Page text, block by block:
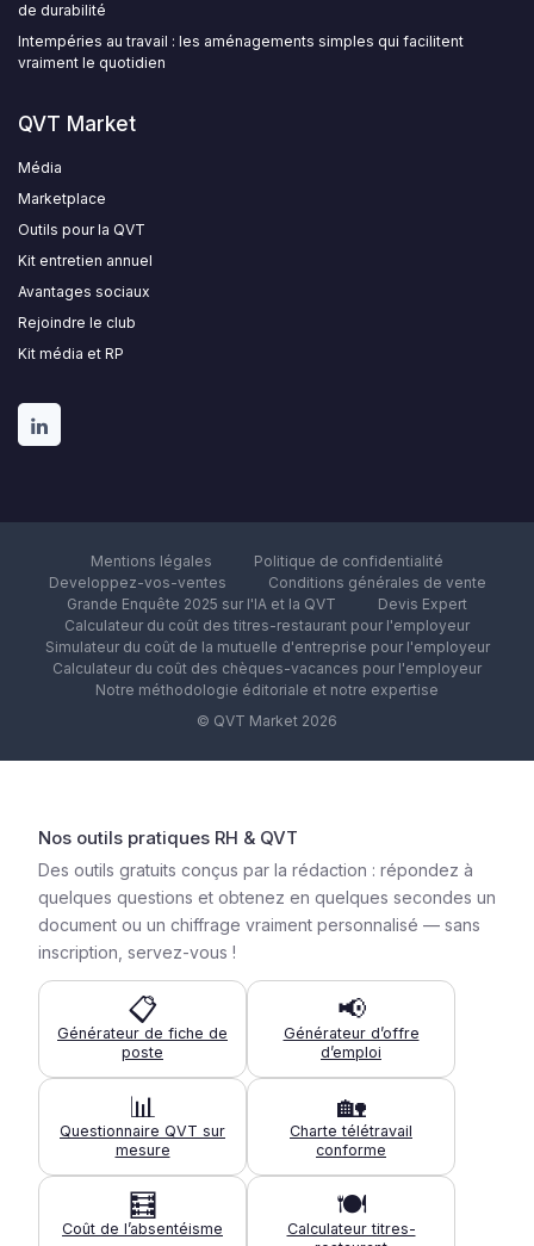
de durabilité
Intempéries au travail : les aménagements simples qui facilitent
vraiment le quotidien
QVT Market
Média
Marketplace
Outils pour la QVT
Kit entretien annuel
Avantages sociaux
Rejoindre le club
Kit média et RP
Mentions légales
Politique de confidentialité
Developpez-vos-ventes
Conditions générales de vente
Grande Enquête 2025 sur l'IA et la QVT
Devis Expert
Calculateur du coût des titres-restaurant pour l'employeur
Simulateur du coût de la mutuelle d'entreprise pour l'employeur
Calculateur du coût des chèques-vacances pour l'employeur
Notre méthodologie éditoriale et notre expertise
© QVT Market 2026
Nos outils pratiques RH & QVT
Des outils gratuits conçus par la rédaction : répondez à
quelques questions et obtenez en quelques secondes un
document ou un chiffrage vraiment personnalisé — sans
inscription, servez-vous !
📋
Générateur de fiche de
poste
📢
Générateur d’offre
d’emploi
📊
Questionnaire QVT sur
mesure
🏡
Charte télétravail
conforme
🧮
Coût de l’absentéisme
🍽️
Calculateur titres-